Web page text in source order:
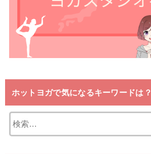
ホットヨガで気になるキーワードは？
索: